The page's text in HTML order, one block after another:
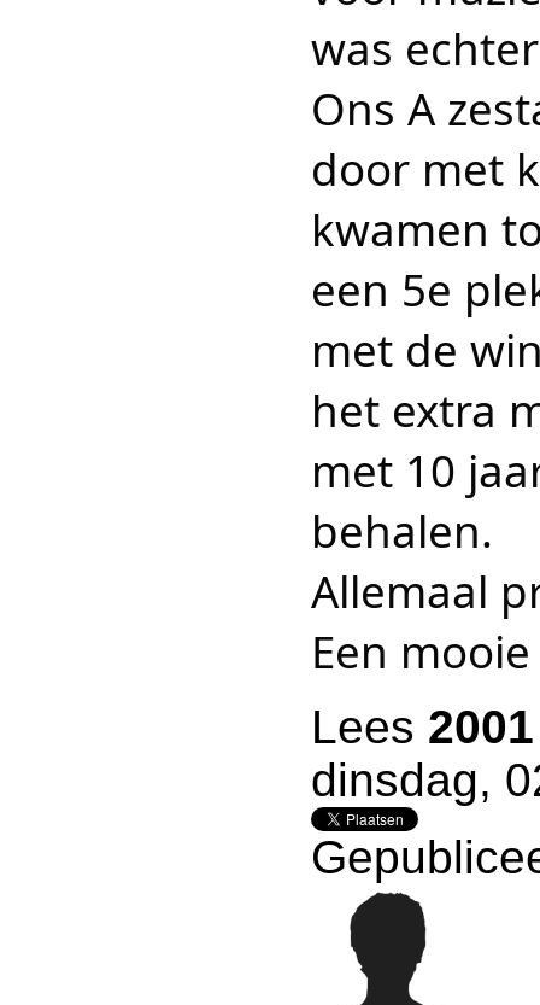
was
Ons A
door met
kwamen
een 5e
met de
het extra
met 10
behalen.
Allemaal
Een
Lees 2001
dinsdag,